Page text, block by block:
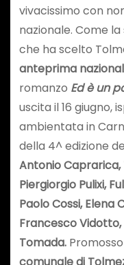
vivacissimo con
nazionale. Come
che ha scelto
anteprima
romanzo Ed è un
uscita il 16 giugno,
ambientata in
della 4^ edizione
Antonio Caprarica,
Piergiorgio Pulixi,
Paolo Cossi, Elena
Francesco
Tomada. Promosso
comunale di